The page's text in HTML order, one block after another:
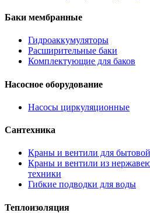
Баки мембранные
Гидроаккумуляторы
Расширительные баки
Комплектующие для баков
Насосное оборудование
Насосы циркуляционные
Сантехника
Краны и вентили для
Краны и вентили из
техники
Гибкие подводки для воды
Теплоизоляция